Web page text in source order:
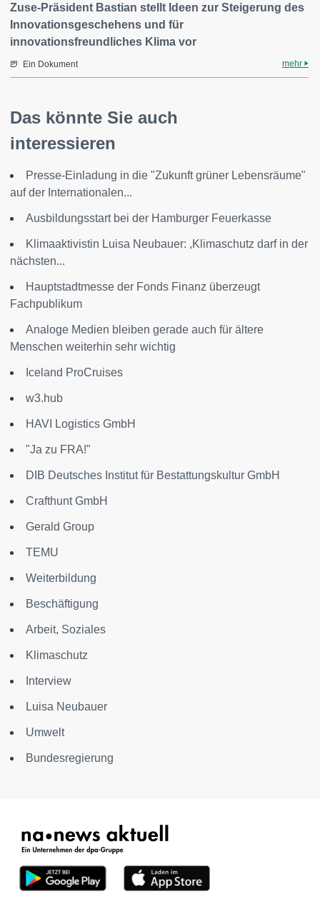
Zuse-Präsident Bastian stellt Ideen zur Steigerung des
Innovationsgeschehens und für
innovationsfreundliches Klima vor
Ein Dokument mehr
Das könnte Sie auch
interessieren
Presse-Einladung in die "Zukunft grüner Lebensräume"
auf der Internationalen...
Ausbildungsstart bei der Hamburger Feuerkasse
Klimaaktivistin Luisa Neubauer: ,Klimaschutz darf in der
nächsten...
Hauptstadtmesse der Fonds Finanz überzeugt
Fachpublikum
Analoge Medien bleiben gerade auch für ältere
Menschen weiterhin sehr wichtig
Iceland ProCruises
w3.hub
HAVI Logistics GmbH
"Ja zu FRA!"
DIB Deutsches Institut für Bestattungskultur GmbH
Crafthunt GmbH
Gerald Group
TEMU
Weiterbildung
Beschäftigung
Arbeit, Soziales
Klimaschutz
Interview
Luisa Neubauer
Umwelt
Bundesregierung